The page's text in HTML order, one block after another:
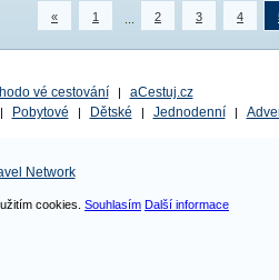
zdrojem –
« 1 2 3 4
vé cestování |
aCestuj.cz
| Pobytové | Dětské | Jednodenní |
Network
cookies. Souhlasím Další informace